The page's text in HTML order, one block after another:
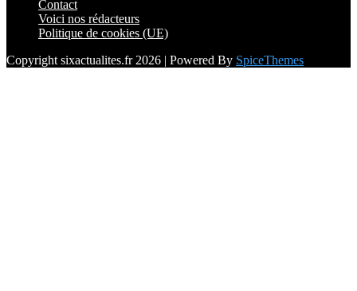
Contact
Voici nos rédacteurs
Politique de cookies (UE)
Copyright sixactualites.fr 2026 | Powered By SpiceThemes